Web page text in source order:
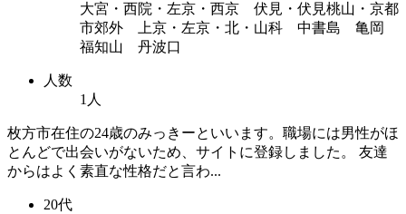
大宮・西院・左京・西京 伏見・伏見桃山・京都
市郊外 上京・左京・北・山科 中書島 亀岡
福知山 丹波口
人数
1人
枚方市在住の24歳のみっきーといいます。職場には男性がほ
とんどで出会いがないため、サイトに登録しました。 友達
からはよく素直な性格だと言わ...
20代